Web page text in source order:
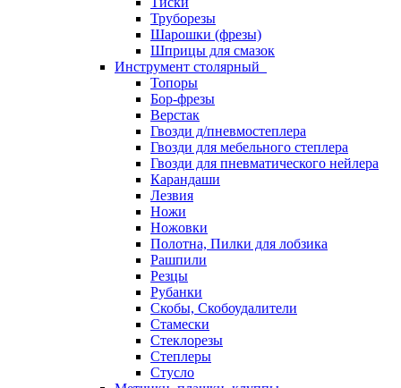
Труборезы
Шарошки (фрезы)
Шприцы для смазок
Инструмент столярный
Топоры
Бор-фрезы
Верстак
Гвозди д/пневмостеплера
Гвозди для мебельного степлера
Гвозди для пневматического нейлера
Карандаши
Лезвия
Ножи
Ножовки
Полотна, Пилки для лобзика
Рашпили
Резцы
Рубанки
Скобы, Скобоудалители
Стамески
Стеклорезы
Степлеры
Стусло